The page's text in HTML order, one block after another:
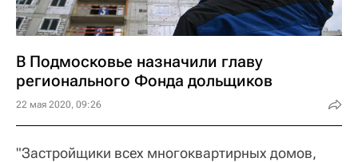
В Подмосковье назначили главу
регионального Фонда дольщиков
22 мая 2020, 09:26
"Застройщики всех многоквартирных домов,